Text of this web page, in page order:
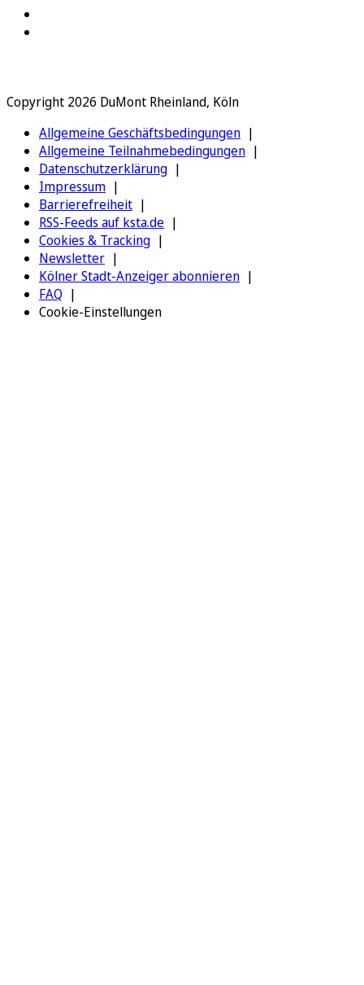
Copyright 2026 DuMont Rheinland, Köln
Allgemeine Geschäftsbedingungen
Allgemeine Teilnahmebedingungen
Datenschutzerklärung
Impressum
Barrierefreiheit
RSS-Feeds auf ksta.de
Cookies & Tracking
Newsletter
Kölner Stadt-Anzeiger abonnieren
FAQ
Cookie-Einstellungen